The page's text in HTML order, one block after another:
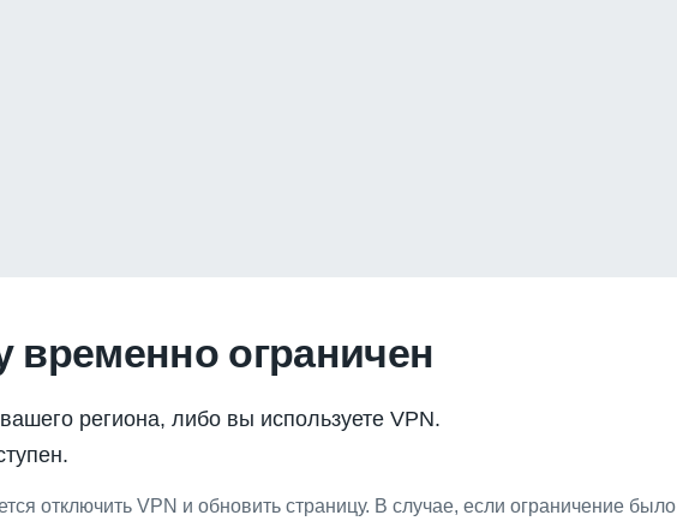
временно ограничен
региона, либо вы используете VPN.
отключить VPN и обновить страницу. В случае, если ограничение было